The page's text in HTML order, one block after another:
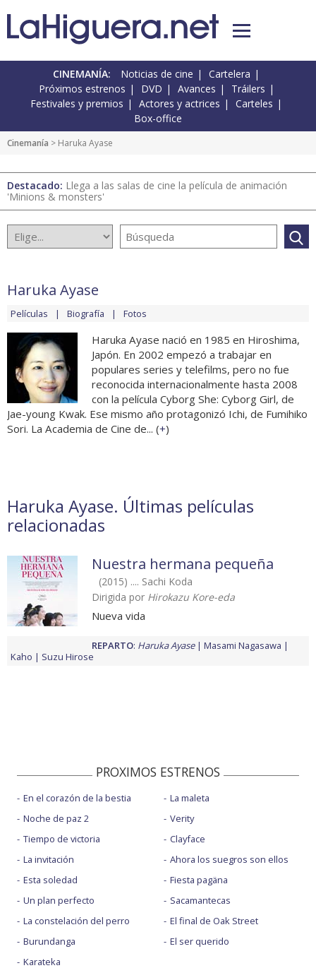
CINEMANÍA: Noticias de cine
Cartelera
Próximos estrenos
DVD Avances
Tráilers
Festivales y premios
Actores y actrices
Carteles
Box-office
Cinemanía > Haruka Ayase
Destacado: Llega a las salas de cine la película de animación
'Minions & monsters'
Haruka Ayase
Películas Biografía Fotos
Haruka Ayase nació en 1985 en Hiroshima,
Japón. En 2002 empezó a trabajar en
populares series y telefilms, pero no fue
reconocida internacionalmente hasta 2008
con la película Cyborg She: Cyborg Girl, de
Jae-young Kwak. Ese mismo año protagonizó Ichi, de Fumihiko
Sori. La Academia de Cine de... (+)
Haruka Ayase. Últimas películas
relacionadas
Nuestra hermana pequeña
(2015) .... Sachi Koda
Dirigida por Hirokazu Kore-eda
Nueva vida
REPARTO: Haruka Ayase
Masami Nagasawa
Kaho
Suzu Hirose
PROXIMOS ESTRENOS
En el corazón de la bestia
Noche de paz 2
Tiempo de victoria
La invitación
Esta soledad
Un plan perfecto
La constelación del perro
Burundanga
Karateka
La maleta
Verity
Clayface
Ahora los suegros son ellos
Fiesta pagäna
Sacamantecas
El final de Oak Street
El ser querido